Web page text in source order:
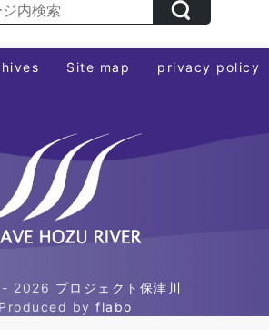
Site map privacy policy
2026 プロジェクト保津川
Produced byflabo